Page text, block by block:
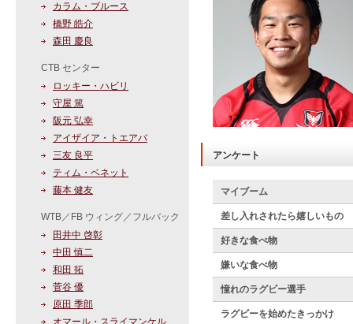
カラム・ブルース
橋野 皓介
森田 慶良
CTB センター
ロッキー・ハビリ
守屋 篤
阪元 弘幸
アイザイア・トエアバ
三友 良平
ティム・ベネット
藤本 健友
WTB／FB ウィング／フルバック
田井中 啓彰
中田 慎二
和田 拓
菅谷 優
原田 季郎
オマール・スライマンケル
アンケート
マイブーム
差し入れされたら嬉しいもの
好きな食べ物
嫌いな食べ物
憧れのラグビー選手
ラグビーを始めたきっかけ